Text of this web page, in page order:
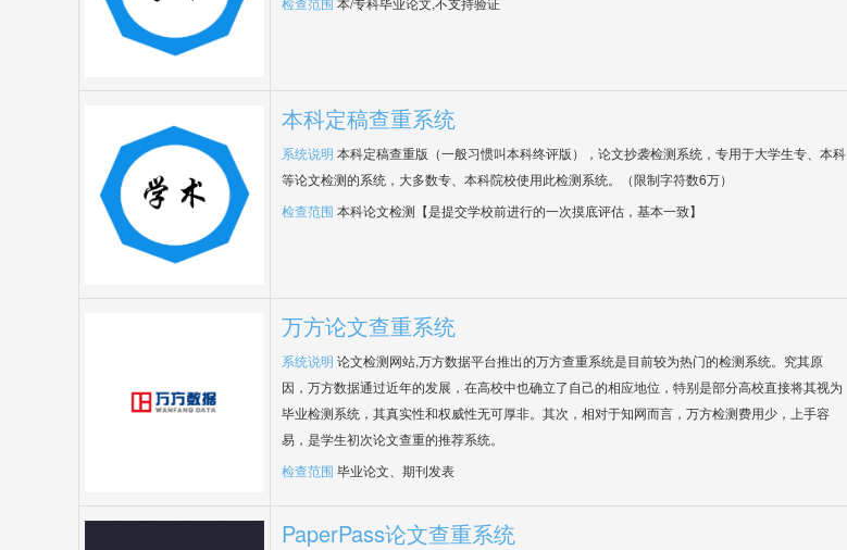
本科定稿查重系统
系统说明 本科定稿查重版（一般习惯叫本科终评版），论文抄袭检测系统，专用于大学生专、本科
等论文检测的系统，大多数专、本科院校使用此检测系统。（限制字符数6万）
检查范围 本科论文检测【是提交学校前进行的一次摸底评估，基本一致】
万方论文查重系统
系统说明 论文检测网站,万方数据平台推出的万方查重系统是目前较为热门的检测系统。究其原
因，万方数据通过近年的发展，在高校中也确立了自己的相应地位，特别是部分高校直接将其视为
毕业检测系统，其真实性和权威性无可厚非。其次，相对于知网而言，万方检测费用少，上手容
易，是学生初次论文查重的推荐系统。
检查范围 毕业论文、期刊发表
PaperPass论文查重系统